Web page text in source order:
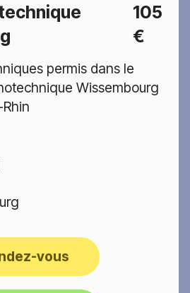
105
€
permis dans le
Wissembourg
vous